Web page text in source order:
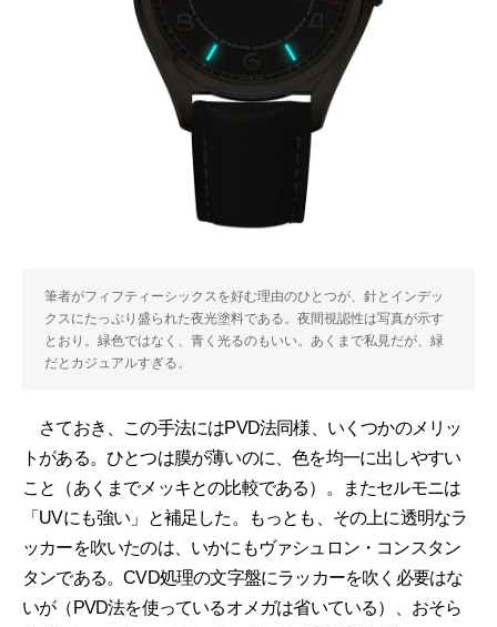
筆者がフィフティーシックスを好む理由のひとつが、針とインデッ
クスにたっぷり盛られた夜光塗料である。夜間視認性は写真が示す
とおり。緑色ではなく、青く光るのもいい。あくまで私見だが、緑
だとカジュアルすぎる。
さておき、この手法にはPVD法同様、いくつかのメリッ
トがある。ひとつは膜が薄いのに、色を均一に出しやすい
こと（あくまでメッキとの比較である）。またセルモニは
「UVにも強い」と補足した。もっとも、その上に透明なラ
ッカーを吹いたのは、いかにもヴァシュロン・コンスタン
タンである。CVD処理の文字盤にラッカーを吹く必要はな
いが（PVD法を使っているオメガは省いている）、おそら